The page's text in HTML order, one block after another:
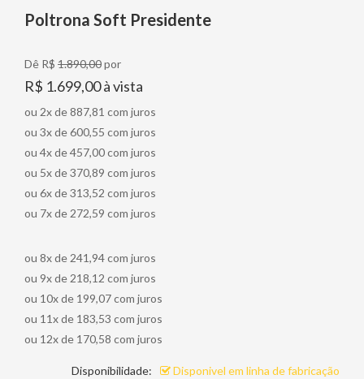
Poltrona Soft Presidente
Dê R$ 1.890,00por
R$ 1.699,00 à vista
ou 2x de 887,81 com juros
ou 3x de 600,55 com juros
ou 4x de 457,00 com juros
ou 5x de 370,89 com juros
ou 6x de 313,52 com juros
ou 7x de 272,59 com juros
ou 8x de 241,94 com juros
ou 9x de 218,12 com juros
ou 10x de 199,07 com juros
ou 11x de 183,53 com juros
ou 12x de 170,58 com juros
Disponibilidade: Disponivel em linha de fabricação